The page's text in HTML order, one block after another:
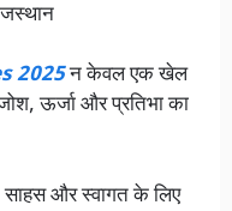
2025न केवल एक खेल
ऊर्जा और प्रतिभा का
साहस और स्वागत के लिए